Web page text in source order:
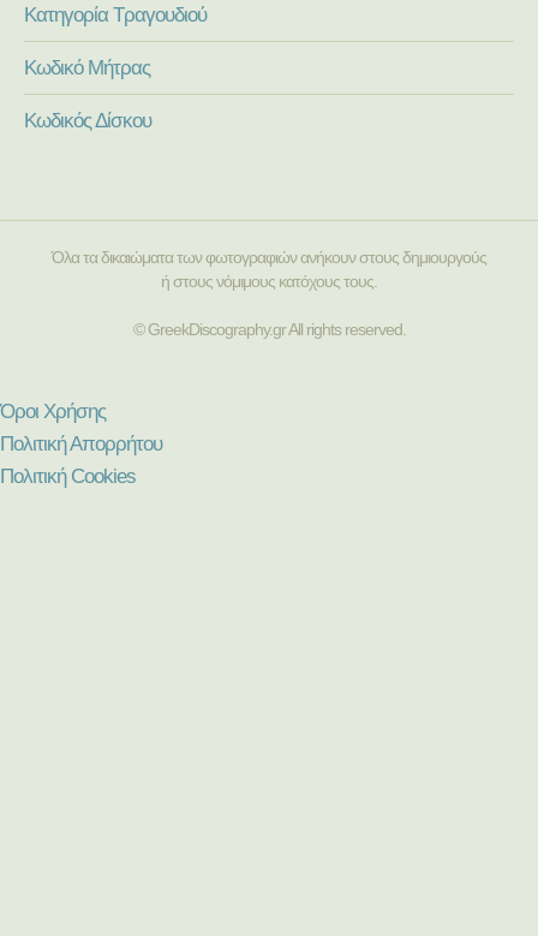
Κατηγορία Τραγουδιού
Κωδικό Μήτρας
Κωδικός Δίσκου
Όλα τα δικαιώματα των φωτογραφιών ανήκουν στους δημιουργούς
ή στους νόμιμους κατόχους τους.
© GreekDiscography.gr All rights reserved.
Όροι Χρήσης
Πολιτική Απορρήτου
Πολιτική Cookies